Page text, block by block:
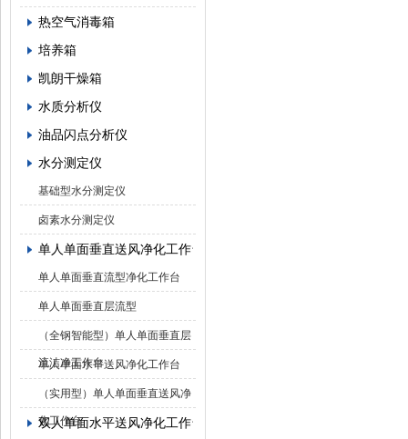
热空气消毒箱
培养箱
凯朗干燥箱
水质分析仪
油品闪点分析仪
水分测定仪
基础型水分测定仪
卤素水分测定仪
单人单面垂直送风净化工作台
单人单面垂直流型净化工作台
单人单面垂直层流型
（全钢智能型）单人单面垂直层
流洁净工作台
单人单面水平送风净化工作台
（实用型）单人单面垂直送风净
化工作台
双人单面水平送风净化工作台